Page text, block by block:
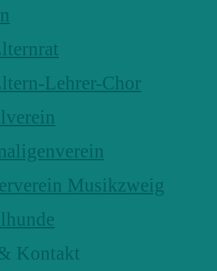
Lehrer-Chor
Musikzweig
Kontakt